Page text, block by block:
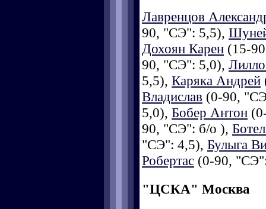
Лавренцов
90, "СЭ": 5,5),
Дохоян Карен (15-
90, "СЭ": 5,0),
5,5), Каряка Андрей
Владислав (0-90,
5,0), Бобер Антон
90, "СЭ": б/о ),
"СЭ": 4,5), Булыга
Робертас (0-90,
"ЦСКА" Москва